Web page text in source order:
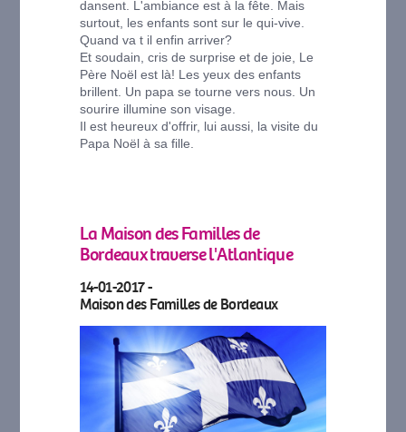
dansent. L'ambiance est à la fête. Mais
surtout, les enfants sont sur le qui-vive.
Quand va t il enfin arriver?
Et soudain, cris de surprise et de joie, Le
Père Noël est là! Les yeux des enfants
brillent. Un papa se tourne vers nous. Un
sourire illumine son visage.
Il est heureux d'offrir, lui aussi, la visite du
Papa Noël à sa fille.
La Maison des Familles de
Bordeaux traverse l'Atlantique
14-01-2017 -
Maison des Familles de Bordeaux